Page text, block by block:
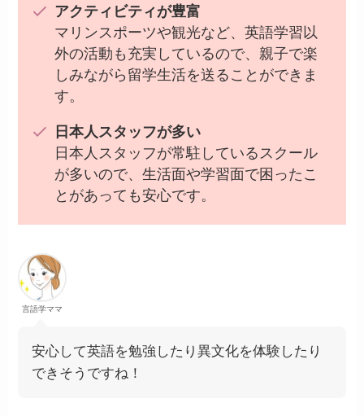
アクティビティが豊富
マリンスポーツや観光など、英語学習以
外の活動も充実しているので、親子で楽
しみながら留学生活を送ることができま
す。
日本人スタッフが多い
日本人スタッフが常駐しているスクール
が多いので、生活面や学習面で困ったこ
とがあっても安心です。
言語学ママ
安心して英語を勉強したり異文化を体験したり
できそうですね！